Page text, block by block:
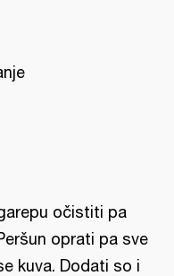
očistiti pa
oprati pa sve
kuva. Dodati so i